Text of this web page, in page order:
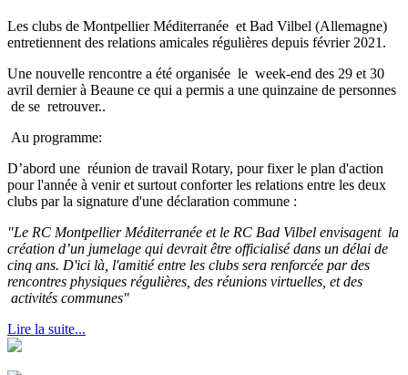
Les clubs de Montpellier Méditerranée et Bad Vilbel (Allemagne)
entretiennent des relations amicales régulières depuis février 2021.
Une nouvelle rencontre a été organisée le week-end des 29 et 30
avril dernier à Beaune ce qui a permis a une quinzaine de personnes
de se retrouver..
Au programme:
D’abord une réunion de travail Rotary, pour fixer le plan d'action
pour l'année à venir et surtout conforter les relations entre les deux
clubs par la signature d'une déclaration commune :
"Le RC Montpellier Méditerranée et le RC Bad Vilbel envisagent la
création d’un jumelage qui devrait être officialisé dans un délai de
cinq ans. D'ici là, l'amitié entre les clubs sera renforcée par des
rencontres physiques régulières, des réunions virtuelles, et des
activités communes"
Lire la suite...